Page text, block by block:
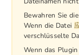
Bewahren Sie
Wenn die Datei
verschlüsselte
Wenn das